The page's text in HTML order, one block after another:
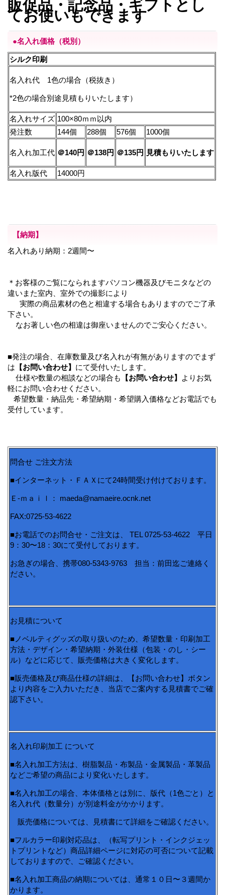
販促品・記念品・ギフトとし
てお使いもできます
●名入れ価格（税別）
シルク印刷
名入れ代 1色の場合（税抜き）
*2色の場合別途見積もりいたします）
名入れサイズ 100×80ｍｍ以内
発注数
144個 288個 576個 1000個
名入れ加工代 ＠140円 ＠138円 ＠135円 見積もりいたします
名入れ版代 14000円
【納期】
名入れあり納期：2週間〜
＊お客様のご覧になられますパソコン機器及びモニタなどの
違いまた室内、室外での撮影により
実際の商品素材の色と相違する場合もありますのでご了承
下さい。
なお著しい色の相違は御座いませんのでご安心ください。
■発注の場合、在庫数量及び名入れが有無がありますのでまず
は 【お問い合わせ】 にて受付いたします。
仕様や数量の相談などの場合も
【お問い合わせ】
よりお気
軽にお問い合わせください。
希望数量・納品先・希望納期・希望購入価格などお電話でも
受付しています。
問合せ ご注文方法
■インターネット・ＦＡＸにて24時間受け付けております。
Ｅ-ｍａｉｌ： maeda@namaeire.ocnk.net
FAX:0725-53-4622
■お電話でのお問合せ・ご注文は、 TEL 0725-53-4622 平日
9：30〜18：30にて受付しております。
お急ぎの場合、携帯080-5343-9763 担当：前田迄ご連絡く
ださい。
お見積について
■ノベルティグッズの取り扱いのため、希望数量・印刷加工
方法・デザイン・希望納期・外装仕様（包装・のし・シー
ル）などに応じて、販売価格は大きく変化します。
■販売価格及び商品仕様の詳細は、【お問い合わせ】ボタン
より内容をご入力いただき、当店でご案内する見積書でご確
認下さい。
名入れ印刷加工 について
■名入れ加工方法は、樹脂製品・布製品・金属製品・革製品
などご希望の商品により変化いたします。
■名入れ加工の場合、本体価格とは別に、版代（1色ごと）と
名入れ代（数量分）が別途料金がかかります。
販売価格については、見積書にて詳細をご確認ください。
■フルカラー印刷対応品は、（転写プリント・インクジェッ
トプリントなど）商品詳細ページに対応の可否について記載
しておりますので、ご確認ください。
■名入れ加工商品の納期については、通常１０日〜３週間か
かります。